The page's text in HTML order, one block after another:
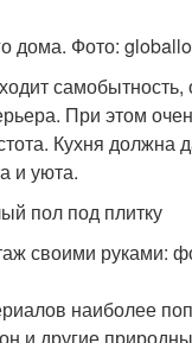
дома. Фото:
самобытность,
При этом
Кухня должна
и уюта.
пол под плитку
своими руками:
наиболее